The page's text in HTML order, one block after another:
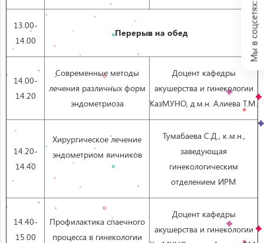
13.00-
14.00
Перерыв на обед
14.00-
14.20
Современные методы
лечения различных форм
эндометриоза
Доцент кафедры
акушерства и гинекологии
КазМУНО, д.м.н. Алиева Т.М.
14.20-
14.40
Хирургическое лечение
эндометриом яичников
Тумабаева С.Д., к.м.н.,
заведующая
гинекологическим
отделением ИРМ
14.40-
15.00
Профилактика спаечного
процесса в гинекологии
Доцент кафедры
акушерства и гинекологии
Мы в соцсетях: